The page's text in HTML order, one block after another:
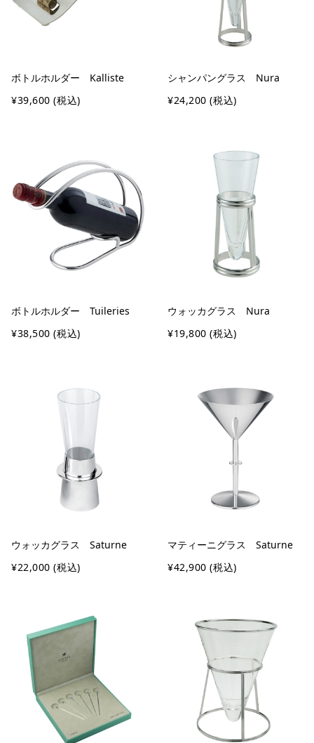
ボトルホルダー Kalliste
¥39,600 (税込)
シャンパングラス Nura
¥24,200 (税込)
ボトルホルダー Tuileries
¥38,500 (税込)
ウォッカグラス Nura
¥19,800 (税込)
ウォッカグラス Saturne
¥22,000 (税込)
マティーニグラス Saturne
¥42,900 (税込)